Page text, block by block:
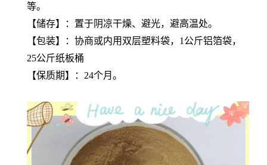
等。
【储存】：置于阴凉干燥、避光，避高温处。
【包装】：协商或内用双层塑料袋，1公斤铝箔袋，
25公斤纸板桶
【保质期】：24个月。